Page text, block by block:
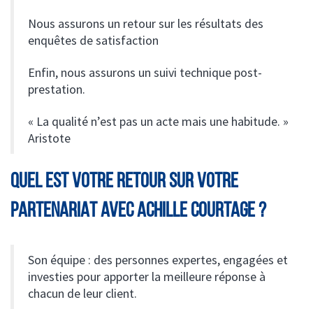
Nous assurons un retour sur les résultats des
enquêtes de satisfaction
Enfin, nous assurons un suivi technique post-
prestation.
« La qualité n’est pas un acte mais une habitude. »
Aristote
QUEL EST VOTRE RETOUR SUR VOTRE
PARTENARIAT AVEC ACHILLE COURTAGE ?
Son équipe : des personnes expertes, engagées et
investies pour apporter la meilleure réponse à
chacun de leur client.